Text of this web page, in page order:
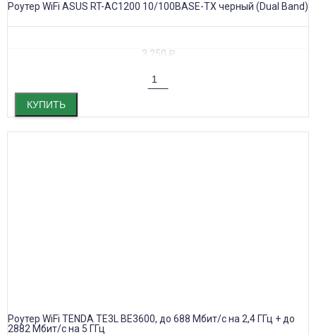
Роутер WiFi ASUS RT-AC1200 10/100BASE-TX черный (Dual Band)
3 250 ₽
КУПИТЬ
Роутер WiFi TENDA TE3L BE3600, до 688 Мбит/с на 2,4 ГГц + до
2882 Мбит/с на 5 ГГц